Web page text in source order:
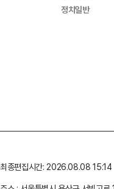
정치일반
최종편집시간: 2026.08.08 15:14